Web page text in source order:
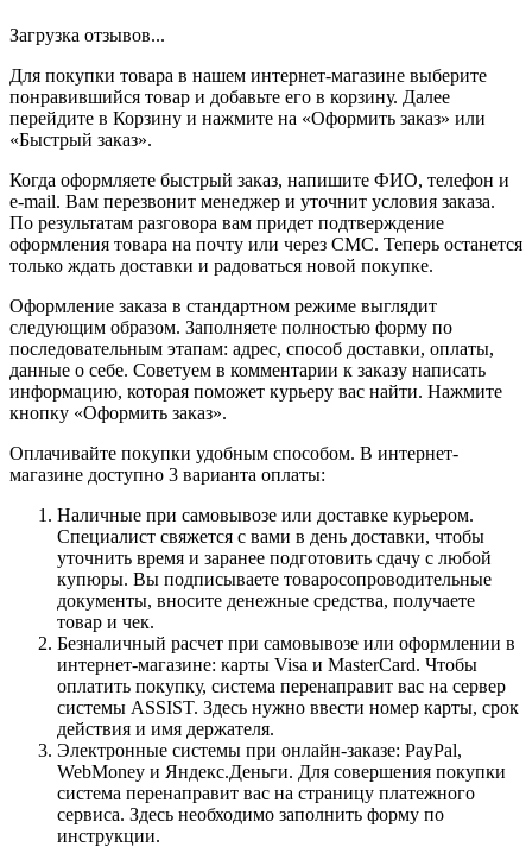
Загрузка отзывов...
Для покупки товара в нашем интернет-магазине выберите
понравившийся товар и добавьте его в корзину. Далее
перейдите в Корзину и нажмите на «Оформить заказ» или
«Быстрый заказ».
Когда оформляете быстрый заказ, напишите ФИО, телефон и
e-mail. Вам перезвонит менеджер и уточнит условия заказа.
По результатам разговора вам придет подтверждение
оформления товара на почту или через СМС. Теперь останется
только ждать доставки и радоваться новой покупке.
Оформление заказа в стандартном режиме выглядит
следующим образом. Заполняете полностью форму по
последовательным этапам: адрес, способ доставки, оплаты,
данные о себе. Советуем в комментарии к заказу написать
информацию, которая поможет курьеру вас найти. Нажмите
кнопку «Оформить заказ».
Оплачивайте покупки удобным способом. В интернет-
магазине доступно 3 варианта оплаты:
Наличные при самовывозе или доставке курьером.
Специалист свяжется с вами в день доставки, чтобы
уточнить время и заранее подготовить сдачу с любой
купюры. Вы подписываете товаросопроводительные
документы, вносите денежные средства, получаете
товар и чек.
Безналичный расчет при самовывозе или оформлении в
интернет-магазине: карты Visa и MasterCard. Чтобы
оплатить покупку, система перенаправит вас на сервер
системы ASSIST. Здесь нужно ввести номер карты, срок
действия и имя держателя.
Электронные системы при онлайн-заказе: PayPal,
WebMoney и Яндекс.Деньги. Для совершения покупки
система перенаправит вас на страницу платежного
сервиса. Здесь необходимо заполнить форму по
инструкции.